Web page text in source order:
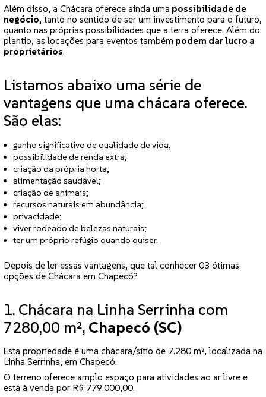
Além disso, a Chácara oferece ainda uma possibilidade de
negócio, tanto no sentido de ser um investimento para o futuro,
quanto nas próprias possibilidades que a terra oferece. Além do
plantio, as locações para eventos também podem dar lucro a
proprietários.
Listamos abaixo uma série de
vantagens que uma chácara oferece.
São elas:
ganho significativo de qualidade de vida;
possibilidade de renda extra;
criação da própria horta;
alimentação saudável;
criação de animais;
recursos naturais em abundância;
privacidade;
viver rodeado de belezas naturais;
ter um próprio refúgio quando quiser.
Depois de ler essas vantagens, que tal conhecer 03 ótimas
opções de Chácara em Chapecó?
1. Chácara na Linha Serrinha com
7280,00 m², Chapecó (SC)
Esta propriedade é uma chácara/sítio de 7.280 m², localizada na
Linha Serrinha, em Chapecó.
O terreno oferece amplo espaço para atividades ao ar livre e
está à venda por R$ 779.000,00.